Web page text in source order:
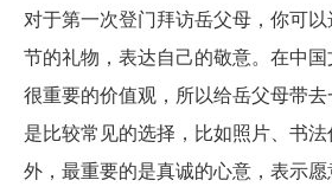
对于第一次登门拜访岳父母，你可
节的礼物，表达自己的敬意。在中
很重要的价值观，所以给岳父母带
是比较常见的选择，比如照片、书
外，最重要的是真诚的心意，表示